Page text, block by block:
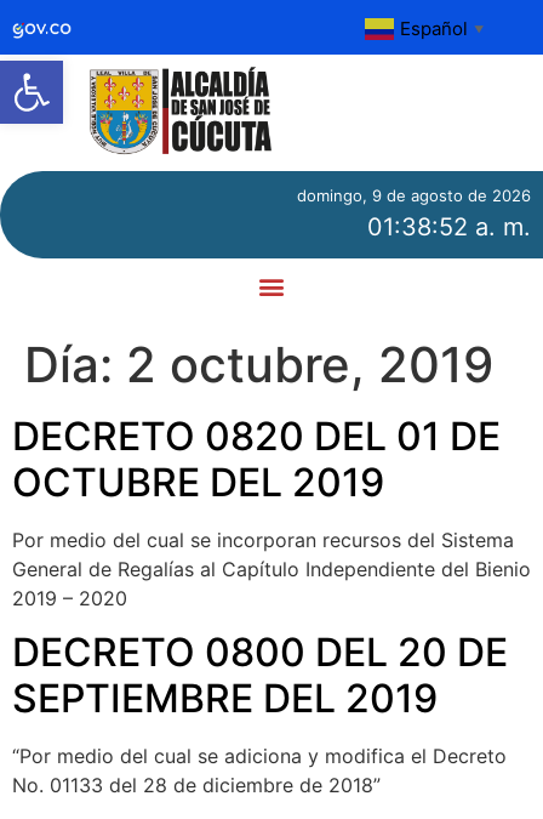
Abrir barra de herramientas
Español ▼
domingo, 9 de agosto de 2026
01:38:52 a. m.
Día: 2 octubre, 2019
DECRETO 0820 DEL 01 DE
OCTUBRE DEL 2019
Por medio del cual se incorporan recursos del Sistema
General de Regalías al Capítulo Independiente del Bienio
2019 – 2020
DECRETO 0800 DEL 20 DE
SEPTIEMBRE DEL 2019
“Por medio del cual se adiciona y modifica el Decreto
No. 01133 del 28 de diciembre de 2018”